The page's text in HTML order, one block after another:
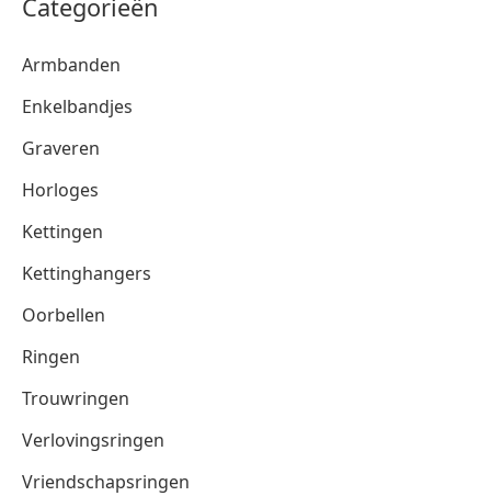
Categorieën
Armbanden
Enkelbandjes
Graveren
Horloges
Kettingen
Kettinghangers
Oorbellen
Ringen
Trouwringen
Verlovingsringen
Vriendschapsringen